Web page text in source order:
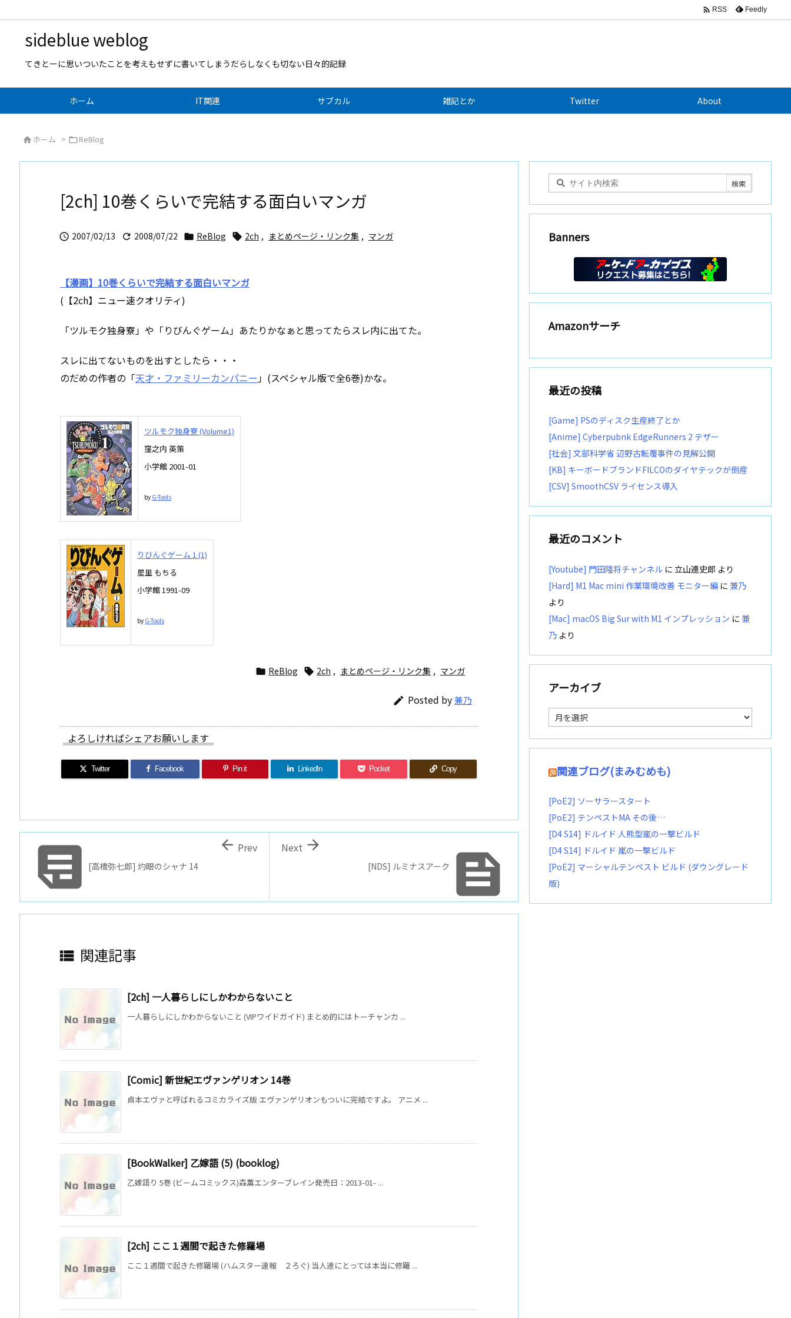
sideblue weblog
てきとーに思いついたことを考えもせずに書いてしまうだらしなくも切ない日々的記録
ホーム IT関連 サブカル 雑記とか Twitter About
 RSS Feedly
 ホーム > ReBlog
[2ch] 10巻くらいで完結する面白いマンガ
 2007/02/13  2008/07/22  ReBlog  2ch , まとめページ・リンク集 , マンガ
【漫画】10巻くらいで完結する面白いマンガ
(【2ch】ニュー速クオリティ)
「ツルモク独身寮」や「りびんぐゲーム」あたりかなぁと思ってたらスレ内に出てた。
スレに出てないものを出すとしたら・・・
のだめの作者の「天才・ファミリーカンパニー 」(スペシャル版で全6巻)かな。
ツルモク独身寮 (Volume1)
窪之内 英策
小学館 2001-01
by G-Tools
りびんぐゲーム 1 (1)
星里 もちる
小学館 1991-09
by G-Tools
 ReBlog  2ch , まとめページ・リンク集 , マンガ
 Posted by兼乃
よろしければシェアお願いします
Twitter Facebook Pin it LinkedIn Pocket Copy

[NDS] ルミナスアーク

Next
[高橋弥七郎] 灼眼のシャナ 14
 Prev
 関連記事
[2ch] 一人暮らしにしかわからないこと
一人暮らしにしかわからないこと (VIPワイドガイド) まとめ的にはトーチャンカ ...
[Comic] 新世紀エヴァンゲリオン 14巻
貞本エヴァと呼ばれるコミカライズ版 エヴァンゲリオンもついに完結ですよ。 アニメ ...
[BookWalker] 乙嫁語 (5) (booklog)
乙嫁語り 5巻 (ビームコミックス)森薫エンターブレイン発売日：2013-01- ...
[2ch] ここ１週間で起きた修羅場
ここ１週間で起きた修羅場 (ハムスター速報 ２ろぐ) 当人達にとっては本当に修羅 ...
Banners
Amazonサーチ
最近の投稿
[Game] PSのディスク生産終了とか
[Anime] Cyberpubnk EdgeRunners 2 テザー
[社会] 文部科学省 辺野古転覆事件の見解公開
[KB] キーボードブランドFILCOのダイヤテックが倒産
[CSV] SmoothCSV ライセンス導入
最近のコメント
[Youtube] 門田隆将チャンネル に 立山連史郎 より
[Hard] M1 Mac mini 作業環境改善 モニター編 に 兼乃
より
[Mac] macOS Big Sur with M1 インプレッション に 兼
乃 より
アーカイブ
ア
ー
カ
イ
関連ブログ(まみむめも)
[PoE2] ソーサラースタート
[PoE2] テンペストMA その後…
[D4 S14] ドルイド 人熊型嵐の一撃ビルド
[D4 S14] ドルイド 嵐の一撃ビルド
[PoE2] マーシャルテンペスト ビルド (ダウングレード
版)